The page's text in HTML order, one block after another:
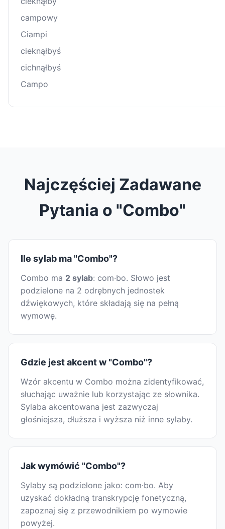
campowy
Ciampi
cieknąłbyś
cichnąłbyś
Campo
Najczęściej Zadawane
Pytania o "Combo"
Ile sylab ma "Combo"?
Combo ma 2 sylab: com·bo. Słowo jest
podzielone na 2 odrębnych jednostek
dźwiękowych, które składają się na pełną
wymowę.
Gdzie jest akcent w "Combo"?
Wzór akcentu w Combo można zidentyfikować,
słuchając uważnie lub korzystając ze słownika.
Sylaba akcentowana jest zazwyczaj
głośniejsza, dłuższa i wyższa niż inne sylaby.
Jak wymówić "Combo"?
Sylaby są podzielone jako: com·bo. Aby
uzyskać dokładną transkrypcję fonetyczną,
zapoznaj się z przewodnikiem po wymowie
powyżej.